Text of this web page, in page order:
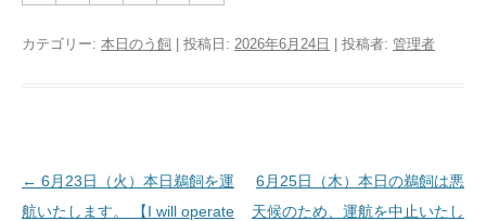
カテゴリー: 本日のう飼 | 投稿日: 2026年6月24日 投稿者: 管理者
投稿ナビゲーション
← 6月23日（火）本日鵜飼を運
航いたします。 【I will operate
6月25日（木）本日の鵜飼は悪
天候のため、運航を中止いたし